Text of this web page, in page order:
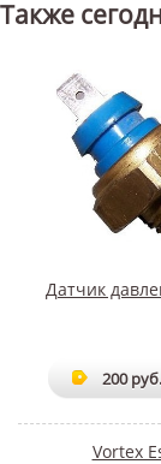
Также
Датчик
200 руб.
Vortex